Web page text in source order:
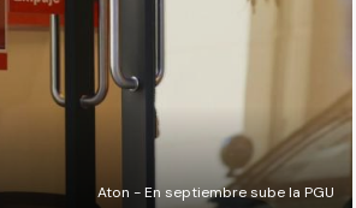
Aton - En septiembre sube la PGU